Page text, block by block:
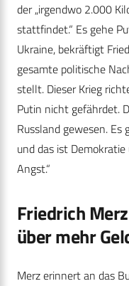
der „irgendwo 2.000
stattfindet.“ Es gehe
Ukraine, bekräftigt
gesamte politische
stellt. Dieser Krieg
Putin nicht gefährdet.
Russland gewesen.
und das ist
Angst.“
Friedrich
über mehr
Merz erinnert an das